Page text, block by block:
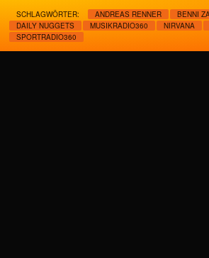
SCHLAGWÖRTER: ANDREAS RENNER BENNI
DAILY NUGGETS
MUSIKRADIO360 NIRVANA
SPORTRADIO360